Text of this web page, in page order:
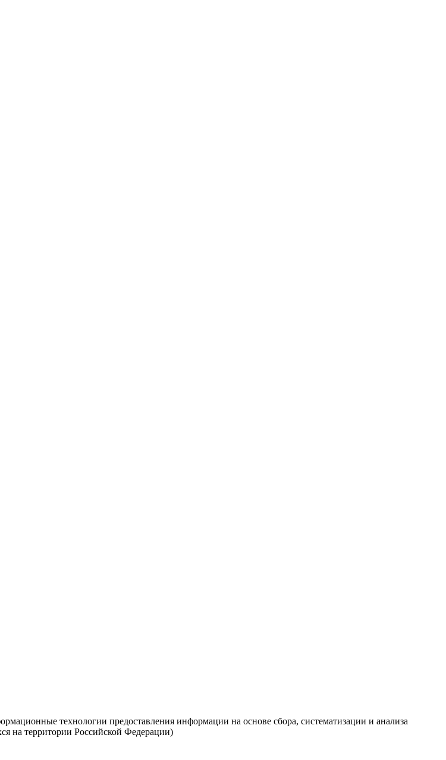
технологии предоставления информации на основе сбора, систематизации и анализа
на территории Российской Федерации)